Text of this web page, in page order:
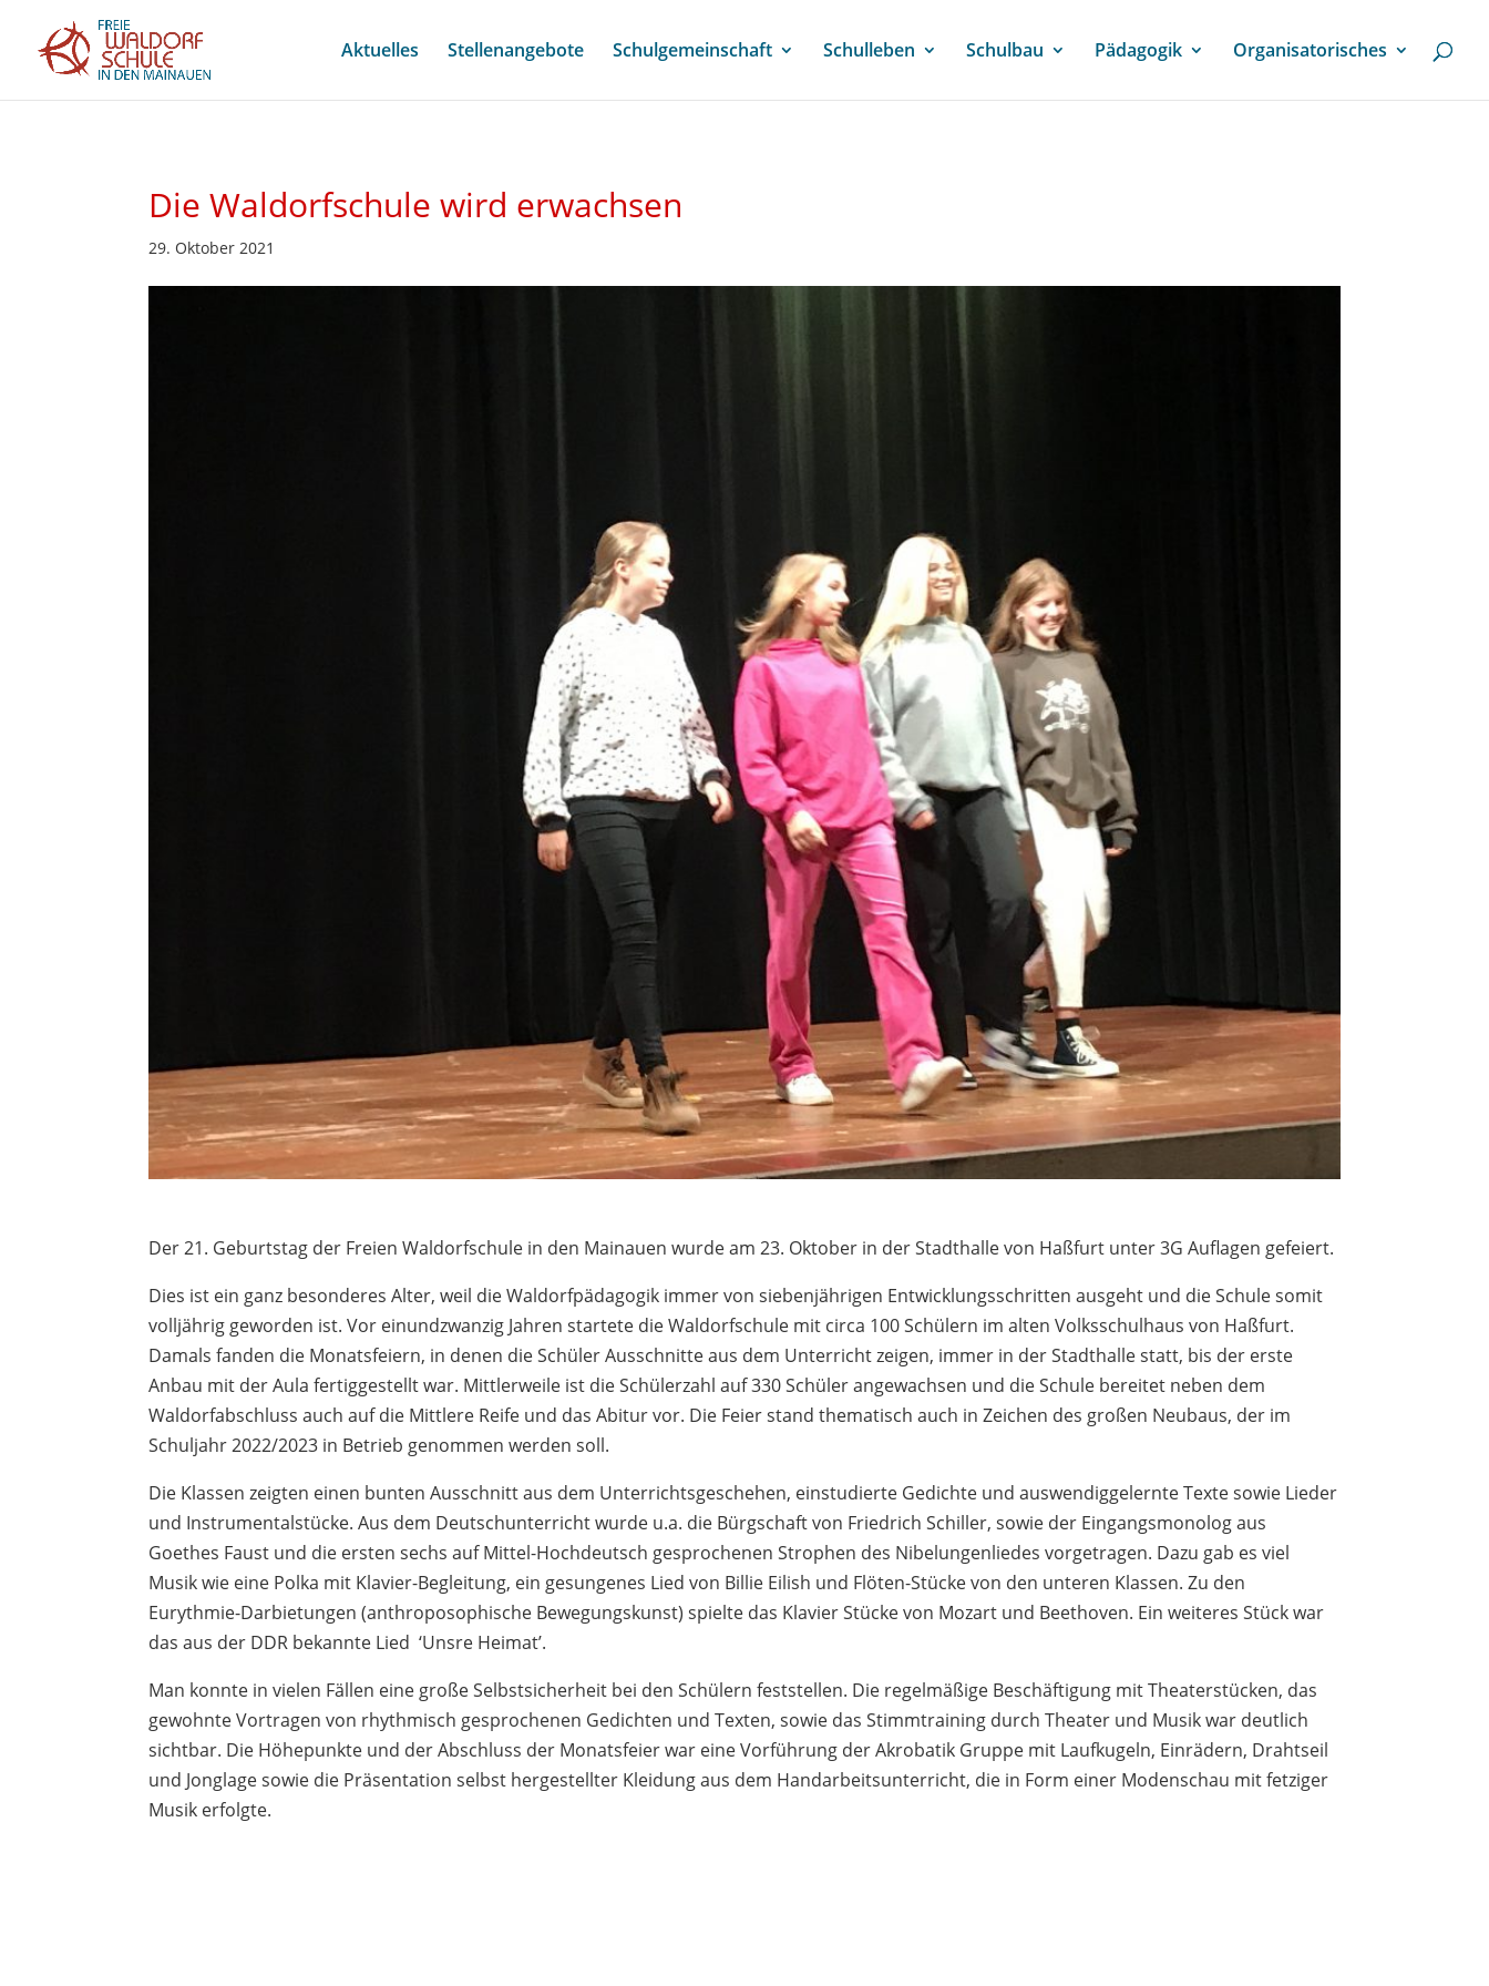
Aktuelles Stellenangebote Schulgemeinschaft Schulleben Schulbau Pädagogik Organisatorisches
Die Waldorfschule wird erwachsen
29. Oktober 2021
Der 21. Geburtstag der Freien Waldorfschule in den Mainauen wurde am 23. Oktober in der Stadthalle von Haßfurt unter 3G Auflagen gefeiert.
Dies ist ein ganz besonderes Alter, weil die Waldorfpädagogik immer von siebenjährigen Entwicklungsschritten ausgeht und die Schule somit
volljährig geworden ist. Vor einundzwanzig Jahren startete die Waldorfschule mit circa 100 Schülern im alten Volksschulhaus von Haßfurt.
Damals fanden die Monatsfeiern, in denen die Schüler Ausschnitte aus dem Unterricht zeigen, immer in der Stadthalle statt, bis der erste
Anbau mit der Aula fertiggestellt war. Mittlerweile ist die Schülerzahl auf 330 Schüler angewachsen und die Schule bereitet neben dem
Waldorfabschluss auch auf die Mittlere Reife und das Abitur vor. Die Feier stand thematisch auch in Zeichen des großen Neubaus, der im
Schuljahr 2022/2023 in Betrieb genommen werden soll.
Die Klassen zeigten einen bunten Ausschnitt aus dem Unterrichtsgeschehen, einstudierte Gedichte und auswendiggelernte Texte sowie Lieder
und Instrumentalstücke. Aus dem Deutschunterricht wurde u.a. die Bürgschaft von Friedrich Schiller, sowie der Eingangsmonolog aus
Goethes Faust und die ersten sechs auf Mittel-Hochdeutsch gesprochenen Strophen des Nibelungenliedes vorgetragen. Dazu gab es viel
Musik wie eine Polka mit Klavier-Begleitung, ein gesungenes Lied von Billie Eilish und Flöten-Stücke von den unteren Klassen. Zu den
Eurythmie-Darbietungen (anthroposophische Bewegungskunst) spielte das Klavier Stücke von Mozart und Beethoven. Ein weiteres Stück war
das aus der DDR bekannte Lied ‘Unsre Heimat’.
Man konnte in vielen Fällen eine große Selbstsicherheit bei den Schülern feststellen. Die regelmäßige Beschäftigung mit Theaterstücken, das
gewohnte Vortragen von rhythmisch gesprochenen Gedichten und Texten, sowie das Stimmtraining durch Theater und Musik war deutlich
sichtbar. Die Höhepunkte und der Abschluss der Monatsfeier war eine Vorführung der Akrobatik Gruppe mit Laufkugeln, Einrädern, Drahtseil
und Jonglage sowie die Präsentation selbst hergestellter Kleidung aus dem Handarbeitsunterricht, die in Form einer Modenschau mit fetziger
Musik erfolgte.